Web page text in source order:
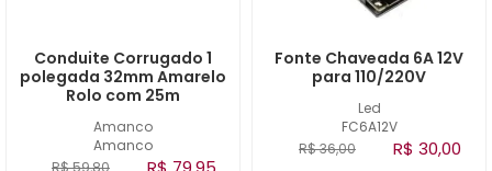
Amanco
Amanco
Conduite Corrugado 1
polegada 32mm Amarelo
Rolo com 25m
R$ 59,80
Led
FC6A12V
Fonte Chaveada 6A 12V
para 110/220V
R$ 36,00 R$ 30,00